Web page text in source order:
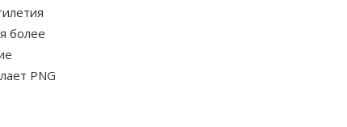
более
PNG